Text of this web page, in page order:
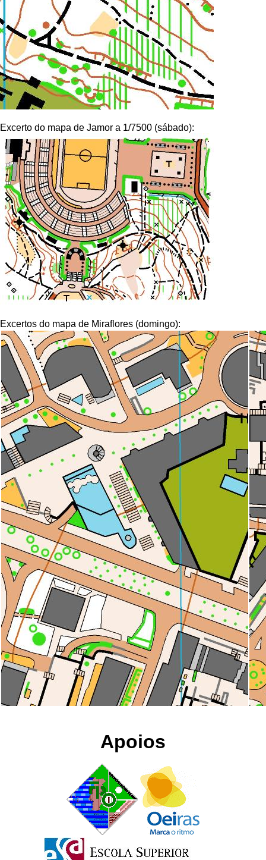
Excerto do mapa de Jamor a 1/7500 (sábado):
Excertos do mapa de Miraflores (domingo):
Apoios